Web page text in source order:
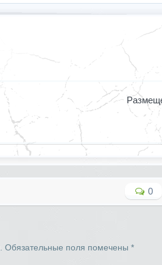
0
Обязательные поля помечены *